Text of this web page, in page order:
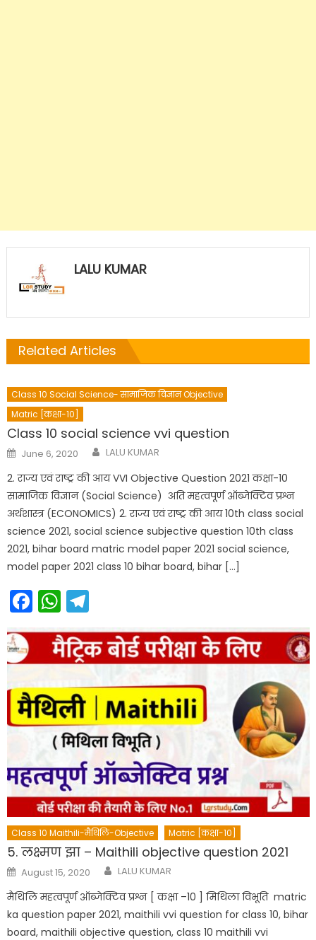
LALU KUMAR
Related Articles
Class 10 Social Science- सामाजिक विज्ञान Objective
Matric [कक्षा-10]
Class 10 social science vvi question
Posted
on
June 6, 2020 Author
LALU KUMAR
2. राज्य एवं राष्ट्र की आय VVI Objective Question 2021 कक्षा-10
सामाजिक विज्ञान (Social Science) अति महत्वपूर्ण ऑब्जेक्टिव प्रश्न
अर्थशास्त्र (ECONOMICS) 2. राज्य एवं राष्ट्र की आय 10th class social
science 2021, social science subjective question 10th class
2021, bihar board matric model paper 2021 social science,
model paper 2021 class 10 bihar board, bihar […]
Facebook
WhatsApp
Class 10 Maithili-मैथिलि-Objective Matric [कक्षा-10]
5. लक्ष्मण झा – Maithili objective question 2021
Posted
on
August 15, 2020 Author
LALU KUMAR
मैथिलि महत्वपूर्ण ऑब्जेक्टिव प्रश्न [ कक्षा –10 ] मिथिला विभूति matric
ka question paper 2021, maithili vvi question for class 10, bihar
board, maithili objective question, class 10 maithili vvi